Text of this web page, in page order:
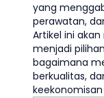
yang
perawatan,
Artikel ini
menjadi
bagaimana
berkualitas,